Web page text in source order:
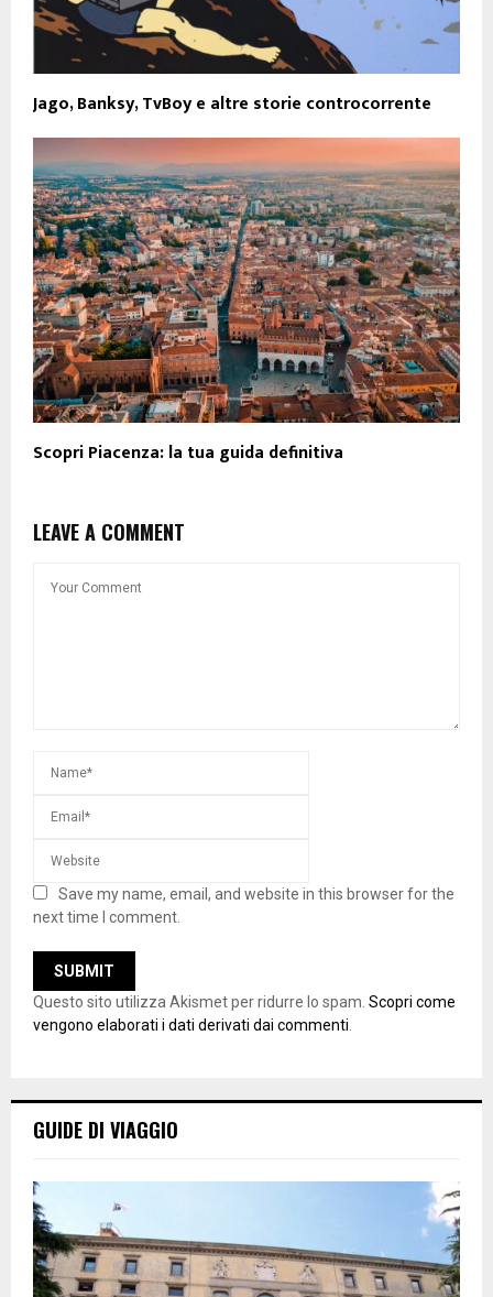
Jago, Banksy, TvBoy e altre storie controcorrente
Scopri Piacenza: la tua guida definitiva
LEAVE A COMMENT
Save my name, email, and website in this browser for the
next time I comment.
Questo sito utilizza Akismet per ridurre lo spam. Scopri come
vengono elaborati i dati derivati dai commenti
GUIDE DI VIAGGIO